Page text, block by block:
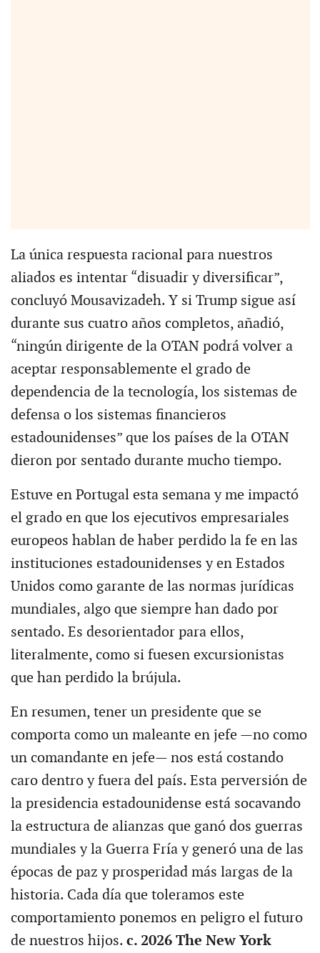
La única respuesta racional para nuestros
aliados es intentar “disuadir y diversificar”,
concluyó Mousavizadeh. Y si Trump sigue así
durante sus cuatro años completos, añadió,
“ningún dirigente de la OTAN podrá volver a
aceptar responsablemente el grado de
dependencia de la tecnología, los sistemas de
defensa o los sistemas financieros
estadounidenses” que los países de la OTAN
dieron por sentado durante mucho tiempo.
Estuve en Portugal esta semana y me impactó
el grado en que los ejecutivos empresariales
europeos hablan de haber perdido la fe en las
instituciones estadounidenses y en Estados
Unidos como garante de las normas jurídicas
mundiales, algo que siempre han dado por
sentado. Es desorientador para ellos,
literalmente, como si fuesen excursionistas
que han perdido la brújula.
En resumen, tener un presidente que se
comporta como un maleante en jefe —no como
un comandante en jefe— nos está costando
caro dentro y fuera del país. Esta perversión de
la presidencia estadounidense está socavando
la estructura de alianzas que ganó dos guerras
mundiales y la Guerra Fría y generó una de las
épocas de paz y prosperidad más largas de la
historia. Cada día que toleramos este
comportamiento ponemos en peligro el futuro
de nuestros hijos. c. 2026 The New York